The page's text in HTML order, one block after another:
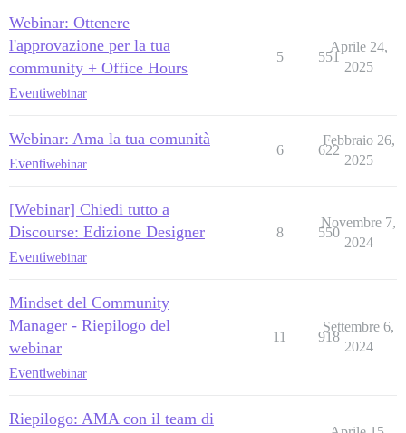
Webinar: Ottenere
l'approvazione per la tua
community + Office Hours
Eventiwebinar
5 551
Aprile 24,
2025
Webinar: Ama la tua comunità
Eventiwebinar
6 622
Febbraio 26,
2025
[Webinar] Chiedi tutto a
Discourse: Edizione Designer
Eventiwebinar
8 550
Novembre 7,
2024
Mindset del Community
Manager - Riepilogo del
webinar
Eventiwebinar
11 918
Settembre 6,
2024
Riepilogo: AMA con il team di